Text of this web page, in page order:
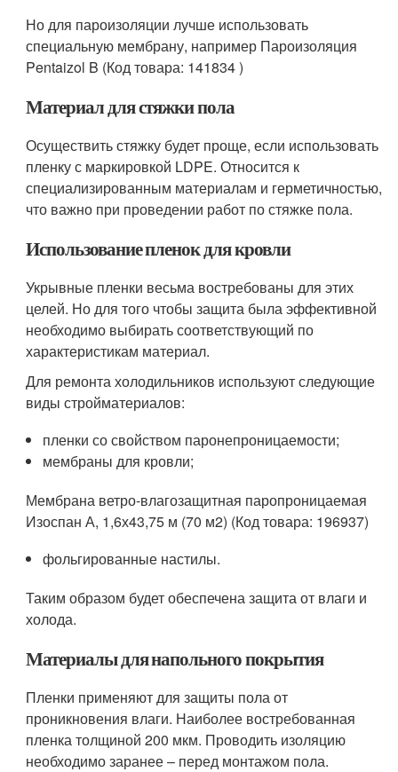
Но для пароизоляции лучше использовать
специальную мембрану, например Пароизоляция
Pentaizol B (Код товара: 141834 )
Материал для стяжки пола
Осуществить стяжку будет проще, если использовать
пленку с маркировкой LDPE. Относится к
специализированным материалам и герметичностью,
что важно при проведении работ по стяжке пола.
Использование пленок для кровли
Укрывные пленки весьма востребованы для этих
целей. Но для того чтобы защита была эффективной
необходимо выбирать соответствующий по
характеристикам материал.
Для ремонта холодильников используют следующие
виды стройматериалов:
пленки со свойством паронепроницаемости;
мембраны для кровли;
Мембрана ветро-влагозащитная паропроницаемая
Изоспан А, 1,6х43,75 м (70 м2) (Код товара: 196937)
фольгированные настилы.
Таким образом будет обеспечена защита от влаги и
холода.
Материалы для напольного покрытия
Пленки применяют для защиты пола от
проникновения влаги. Наиболее востребованная
пленка толщиной 200 мкм. Проводить изоляцию
необходимо заранее – перед монтажом пола.